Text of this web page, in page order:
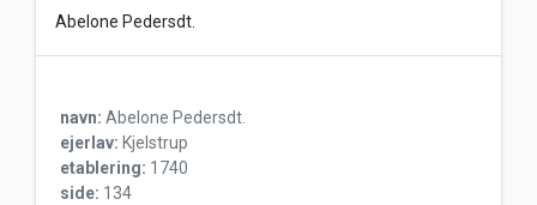
Abelone Pedersdt.
navn: Abelone Pedersdt.
ejerlav: Kjelstrup
etablering: 1740
side: 134